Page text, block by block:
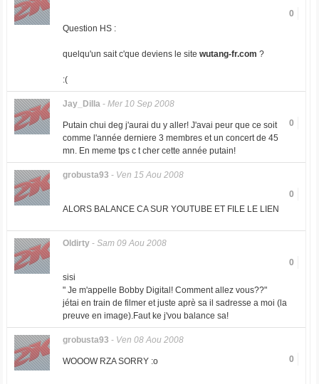
0
Question HS :
quelqu'un sait c'que deviens le site wutang-fr.com ?
:(
Jay_Dilla- Mer 10 Sep 2008
0
Putain chui deg j'aurai du y aller! J'avai peur que ce soit
comme l'année derniere 3 membres et un concert de 45
mn. En meme tps c t cher cette année putain!
grobusta93 - Ven 15 Aou 2008
0
ALORS BALANCE CA SUR YOUTUBE ET FILE LE LIEN
Oldirty- Sam 09 Aou 2008
0
sisi
" Je m'appelle Bobby Digital! Comment allez vous??"
jétai en train de filmer et juste aprè sa il sadresse a moi (la
preuve en image).Faut ke j'vou balance sa!
grobusta93 - Ven 08 Aou 2008
0
WOOOW RZA SORRY :o